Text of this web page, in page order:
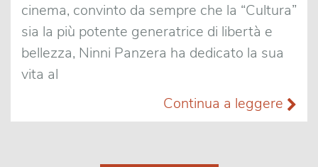
cinema, convinto da sempre che la “Cultura”
sia la più potente generatrice di libertà e
bellezza, Ninni Panzera ha dedicato la sua
vita al
Continua a leggere